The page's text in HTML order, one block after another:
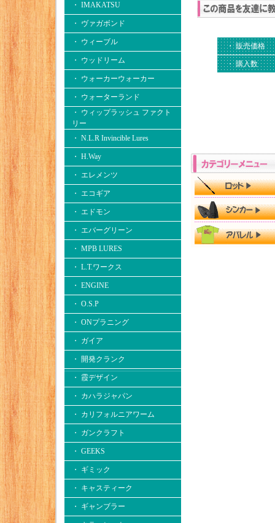
・ IMAKATSU
・ ヴァガボンド
・ ウィーブル
・ ウッドリーム
・ ウォーカーウォーカー
・ ウォーターランド
・ ウィップラッシュ ファクト
リー
・ N.L.R Invincible Lures
・ H.Way
・ エレメンツ
・ エコギア
・ エドモン
・ エバーグリーン
・ MPB LURES
・ L.T.ワークス
・ ENGINE
・ O.S.P
・ ONプラニング
・ ガイア
・ 開発クランク
・ 霞デザイン
・ カハラジャパン
・ カリフォルニアワーム
・ ガンクラフト
・ GEEKS
・ ギミック
・ キャスティーク
・ ギャンブラー
・ 販売価格
・ 購入数